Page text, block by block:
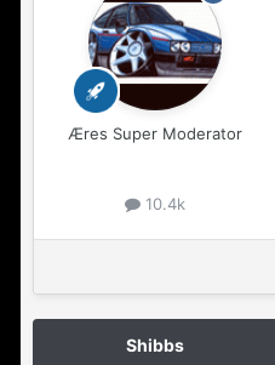
Æres Super Moderator
10.4k
Shibbs